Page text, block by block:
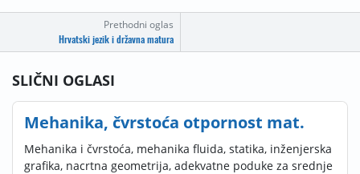
Prethodni oglas
Hrvatski jezik i državna matura
SLIČNI OGLASI
Mehanika, čvrstoća otpornost mat.
Mehanika i čvrstoća, mehanika fluida, statika, inženjerska
grafika, nacrtna geometrija, adekvatne poduke za srednje